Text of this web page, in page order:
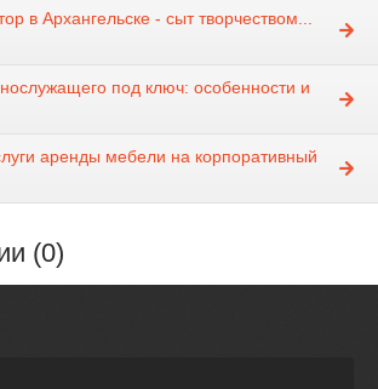
в Архангельске - сыт творчеством...
под ключ: особенности и
аренды мебели на корпоративный
(0)